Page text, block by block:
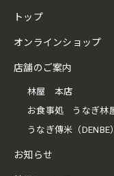
トップ
オンラインショップ
店舗のご案内
林屋 本店
お食事処 うなぎ林
うなぎ傳米（DENBE
お知らせ